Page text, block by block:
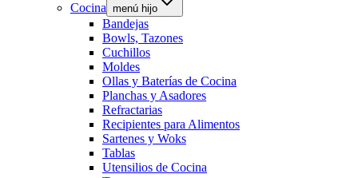
Cocina menú hijo
Bandejas
Bowls, Tazones
Cuchillos
Moldes
Ollas y Baterías de Cocina
Planchas y Asadores
Refractarias
Recipientes para Alimentos
Sartenes y Woks
Tablas
Utensilios de Cocina